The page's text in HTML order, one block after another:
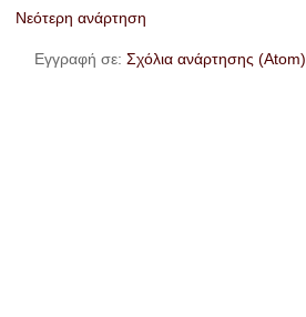
Νεότερη ανάρτηση
Εγγραφή σε:Σχόλια ανάρτησης (Atom)